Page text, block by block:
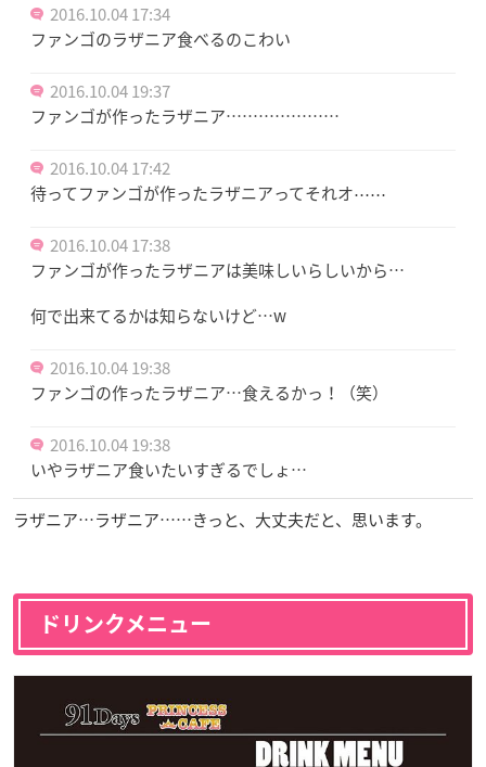
2016.10.04 17:34
ファンゴのラザニア食べるのこわい
2016.10.04 19:37
ファンゴが作ったラザニア…………………
2016.10.04 17:42
待ってファンゴが作ったラザニアってそれオ⋯⋯
2016.10.04 17:38
ファンゴが作ったラザニアは美味しいらしいから…
何で出来てるかは知らないけど…w
2016.10.04 19:38
ファンゴの作ったラザニア…食えるかっ！（笑）
2016.10.04 19:38
いやラザニア食いたいすぎるでしょ…
ラザニア…ラザニア……きっと、大丈夫だと、思います。
ドリンクメニュー